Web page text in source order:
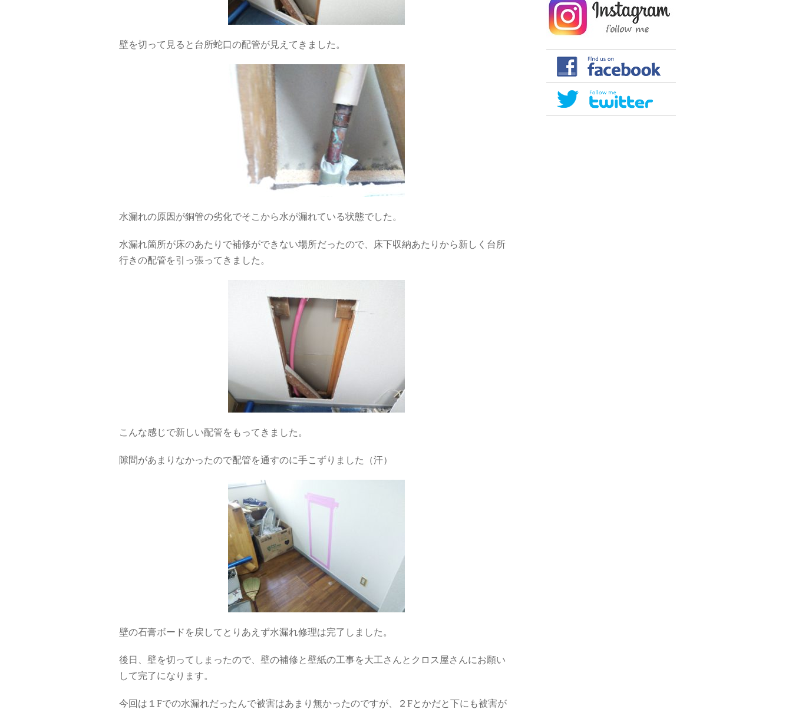
壁を切って見ると台所蛇口の配管が見えてきました。
水漏れの原因が銅管の劣化でそこから水が漏れている状態でした。
水漏れ箇所が床のあたりで補修ができない場所だったので、床下収納あたりから新しく台所
行きの配管を引っ張ってきました。
こんな感じで新しい配管をもってきました。
隙間があまりなかったので配管を通すのに手こずりました（汗）
壁の石膏ボードを戻してとりあえず水漏れ修理は完了しました。
後日、壁を切ってしまったので、壁の補修と壁紙の工事を大工さんとクロス屋さんにお願い
して完了になります。
今回は１Fでの水漏れだったんで被害はあまり無かったのですが、２Fとかだと下にも被害が